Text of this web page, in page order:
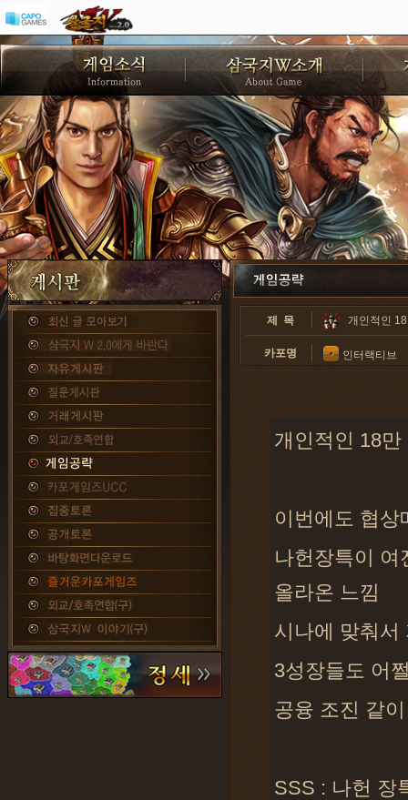
제 목 개인적인
카포명 인터랙티브
개인적인 18
이번에도 협상
나헌장특이 여
올라온 느낌
시나에 맞춰서
3성장들도 어
공융 조진 같
SSS : 나헌 장